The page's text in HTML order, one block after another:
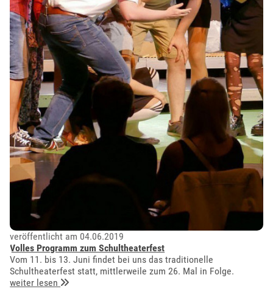
veröffentlicht am 04.06.2019
Volles Programm zum Schultheaterfest
Vom 11. bis 13. Juni findet bei uns das traditionelle
Schultheaterfest statt, mittlerweile zum 26. Mal in Folge.
weiter lesen